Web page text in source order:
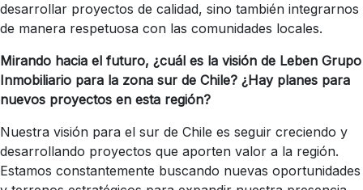
desarrollar proyectos de calidad, sino también integrarnos
de manera respetuosa con las comunidades locales.
Mirando hacia el futuro, ¿cuál es la visión de Leben Grupo
Inmobiliario para la zona sur de Chile? ¿Hay planes para
nuevos proyectos en esta región?
Nuestra visión para el sur de Chile es seguir creciendo y
desarrollando proyectos que aporten valor a la región.
Estamos constantemente buscando nuevas oportunidades